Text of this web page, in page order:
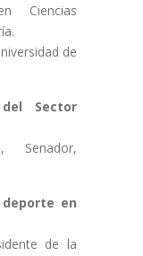
Ciencias
de
Sector
Senador,
en
de la